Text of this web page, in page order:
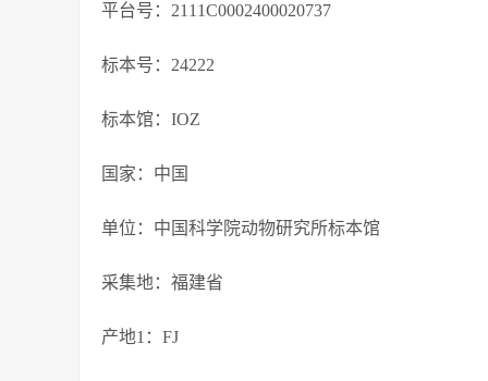
平台号：2111C0002400020737
标本号：24222
标本馆：IOZ
国家：中国
单位：中国科学院动物研究所标本馆
采集地：福建省
产地1：FJ